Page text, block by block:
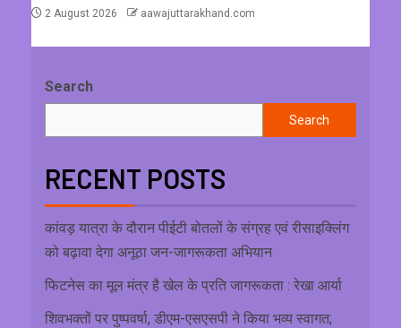
2 August 2026 aawajuttarakhand.com
Search
Search
RECENT POSTS
कांवड़ यात्रा के दौरान पीईटी बोतलों के संग्रह एवं रीसाइक्लिंग
को बढ़ावा देगा अनूठा जन-जागरूकता अभियान
फिटनेस का मूल मंत्र है खेल के प्रति जागरूकता : रेखा आर्या
शिवभक्तों पर पुष्पवर्षा, डीएम-एसएसपी ने किया भव्य स्वागत;